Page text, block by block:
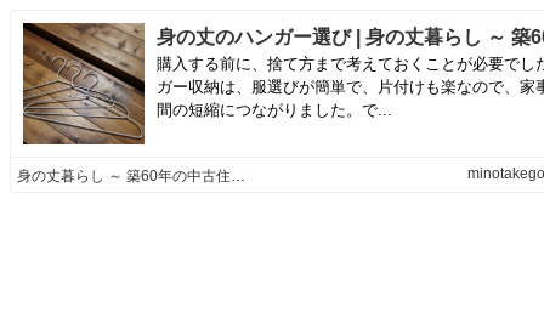
購入する前に、捨て方まで考えておくことが必要でし
ガー収納は、服選びが簡単で、片付けも楽なので、家
間の短縮につながりました。で...
身の丈暮らし ～ 築60年の中古住宅とともに ～